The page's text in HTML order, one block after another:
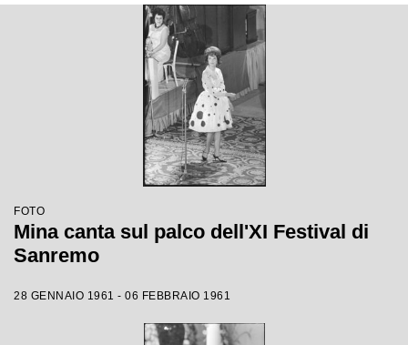
FOTO
Mina canta sul palco dell'XI Festival di
Sanremo
28 GENNAIO 1961 - 06 FEBBRAIO 1961